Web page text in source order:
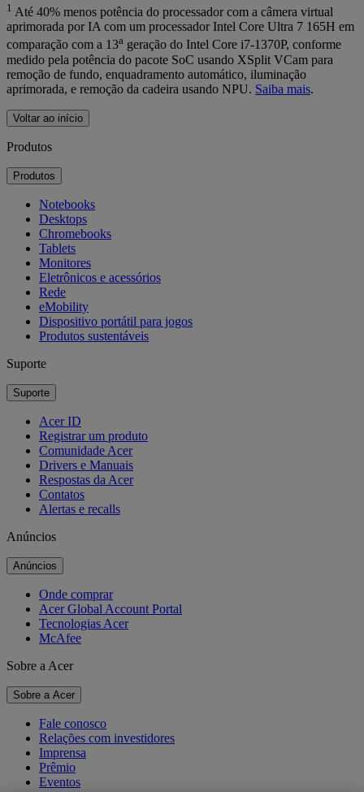
1 Até 40% menos potência do processador com a câmera virtual
aprimorada por IA com um processador Intel Core Ultra 7 165H em
comparação com a 13a geração do Intel Core i7-1370P, conforme
medido pela potência do pacote SoC usando XSplit VCam para
remoção de fundo, enquadramento automático, iluminação
aprimorada, e remoção da cadeira usando NPU. Saiba mais.
Voltar ao início
Produtos
Produtos
Notebooks
Desktops
Chromebooks
Tablets
Monitores
Eletrônicos e acessórios
Rede
eMobility
Dispositivo portátil para jogos
Produtos sustentáveis
Suporte
Suporte
Acer ID
Registrar um produto
Comunidade Acer
Drivers e Manuais
Respostas da Acer
Contatos
Alertas e recalls
Anúncios
Anúncios
Onde comprar
Acer Global Account Portal
Tecnologias Acer
McAfee
Sobre a Acer
Sobre a Acer
Fale conosco
Relações com investidores
Imprensa
Prêmio
Eventos